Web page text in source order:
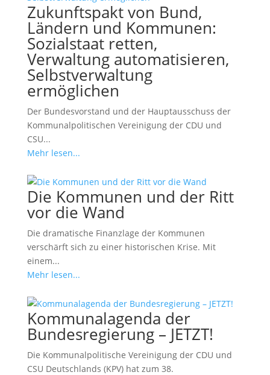
Zukunftspakt von Bund,
Ländern und Kommunen:
Sozialstaat retten,
Verwaltung automatisieren,
Selbstverwaltung
ermöglichen
Der Bundesvorstand und der Hauptausschuss der
Kommunalpolitischen Vereinigung der CDU und
CSU...
Mehr lesen...
Die Kommunen und der Ritt
vor die Wand
Die dramatische Finanzlage der Kommunen
verschärft sich zu einer historischen Krise. Mit
einem...
Mehr lesen...
Kommunalagenda der
Bundesregierung – JETZT!
Die Kommunalpolitische Vereinigung der CDU und
CSU Deutschlands (KPV) hat zum 38.